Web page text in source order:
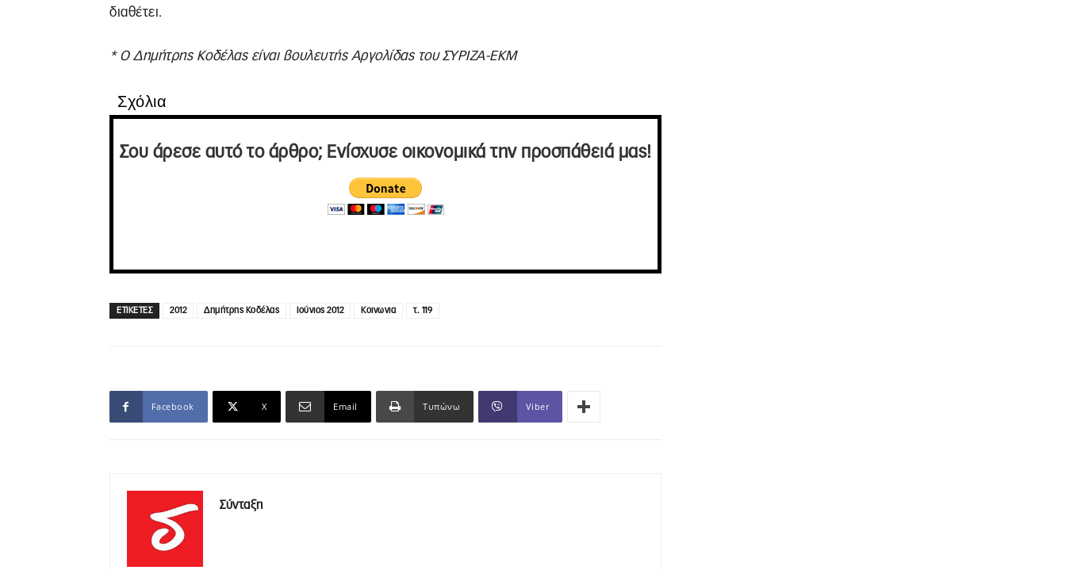
διαθέτει.
* Ο Δημήτρης Κοδέλας είναι βουλευτής Αργολίδας του ΣΥΡΙΖΑ-ΕΚΜ
Σχόλια
Σου άρεσε αυτό το άρθρο; Ενίσχυσε οικονομικά την προσπάθειά μας!
ΕΤΙΚΕΤΕΣ 2012 Δημήτρης Κοδέλας Ιούνιος 2012 Κοινωνια τ. 119
Facebook X Email Τυπώνω Viber
Σύνταξη